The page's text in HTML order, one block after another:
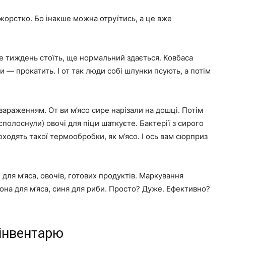
Бо інакше можна отруїтись, а це вже
стоїть, ще нормальний здається. Ковбаса
прокатить. І от так люди собі шлунки псують, а потім
От ви м’ясо сире нарізали на дошці. Потім
овочі для піци шаткуєте. Бактерії з сирого
такої термообробки, як м’ясо. І ось вам сюрприз
м’яса, овочів, готових продуктів. Маркування
для м’яса, синя для риби. Просто? Дуже. Ефективно?